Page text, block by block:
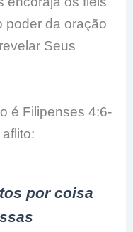
poder da oração
Seus
é Filipenses 4:6-
por coisa